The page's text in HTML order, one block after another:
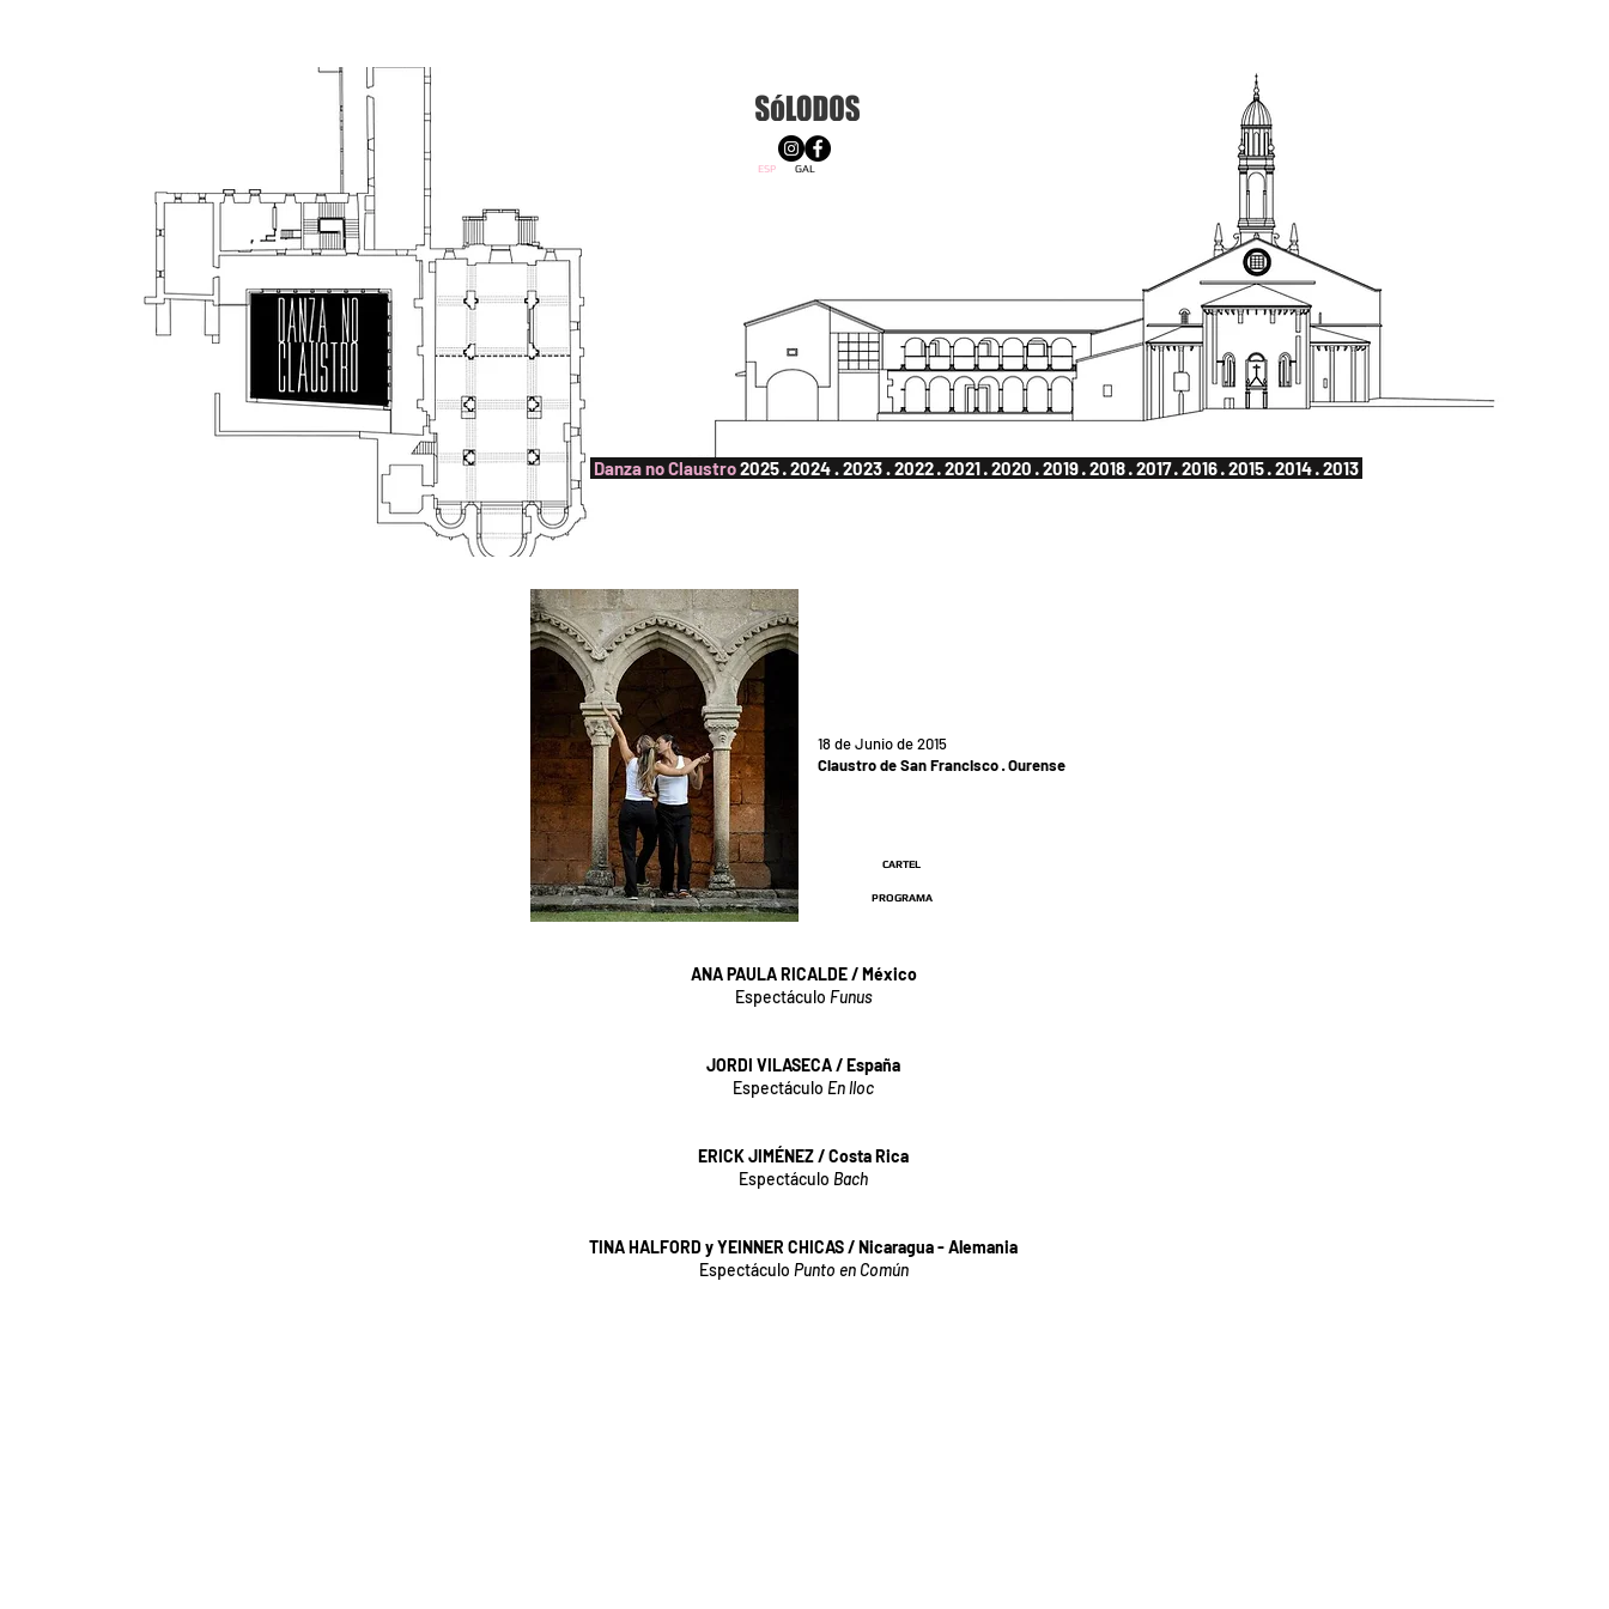
QUIENES SOMOS CONTACTO
ESP GAL
Danza no Claustro2025·2024.2023.2022·2021·2020 ·2019·2018·2017·2016·2015·2014·2013
CARTEL
PROGRAMA
18 de Junio de 2015
Claustro de San Francisco · Ourense
ANA PAULA RICALDE / México
Espectáculo Funus
JORDI VILASECA / España
Espectáculo En lloc
ERICK JIMÉNEZ / Costa Rica
Espectáculo Bach
TINA HALFORD y YEINNER CHICAS / Nicaragua - Alemania
Espectáculo Punto en Común